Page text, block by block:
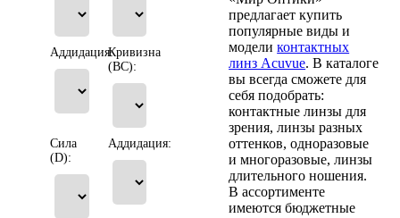
Аддидация:Кривизна
(BC):
Сила
(D):
Аддидация:
предлагает купить
популярные виды и
моделиконтактных
линз Acuvue. В каталоге
вы всегда сможете для
себя подобрать:
контактные линзы для
зрения, линзы разных
оттенков, одноразовые
и многоразовые, линзы
длительного ношения.
В ассортименте
имеются бюджетные